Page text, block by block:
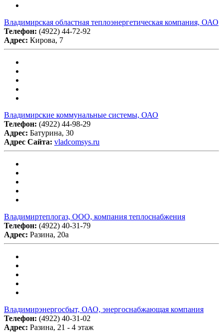
Владимирская областная теплоэнергетическая компания, ОАО
Телефон: (4922) 44-72-92
Адрес: Кирова, 7
Владимирские коммунальные системы, ОАО
Телефон: (4922) 44-98-29
Адрес: Батурина, 30
Адрес Сайта: vladcomsys.ru
Владимиртеплогаз, ООО, компания теплоснабжения
Телефон: (4922) 40-31-79
Адрес: Разина, 20а
Владимирэнергосбыт, ОАО, энергоснабжающая компания
Телефон: (4922) 40-31-02
Адрес: Разина, 21 - 4 этаж